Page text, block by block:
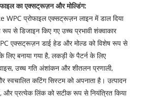
का एक्सट्रूज़न और मोल्डिंग:
WPC प्रोफाइल एक्सट्रूज़न लाइन में डाल दिया
से डिजाइन किए गए उच्च प्रभावी शंक्वाकार
एक्सट्रूज़न डाई हेड और मोल्ड को विशेष रूप से
लिए बनाया गया है, लकड़ी के पैटर्न के लिए
उच्च गति अंशांकन और शीतलन प्रणाली,
स्वचालित कटिंग सिस्टम को अपनाता है। उत्पादन
और प्रत्येक लिंक को सटीक रूप से नियंत्रित किया